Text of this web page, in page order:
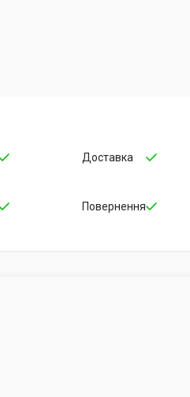
Доставка
Повернення